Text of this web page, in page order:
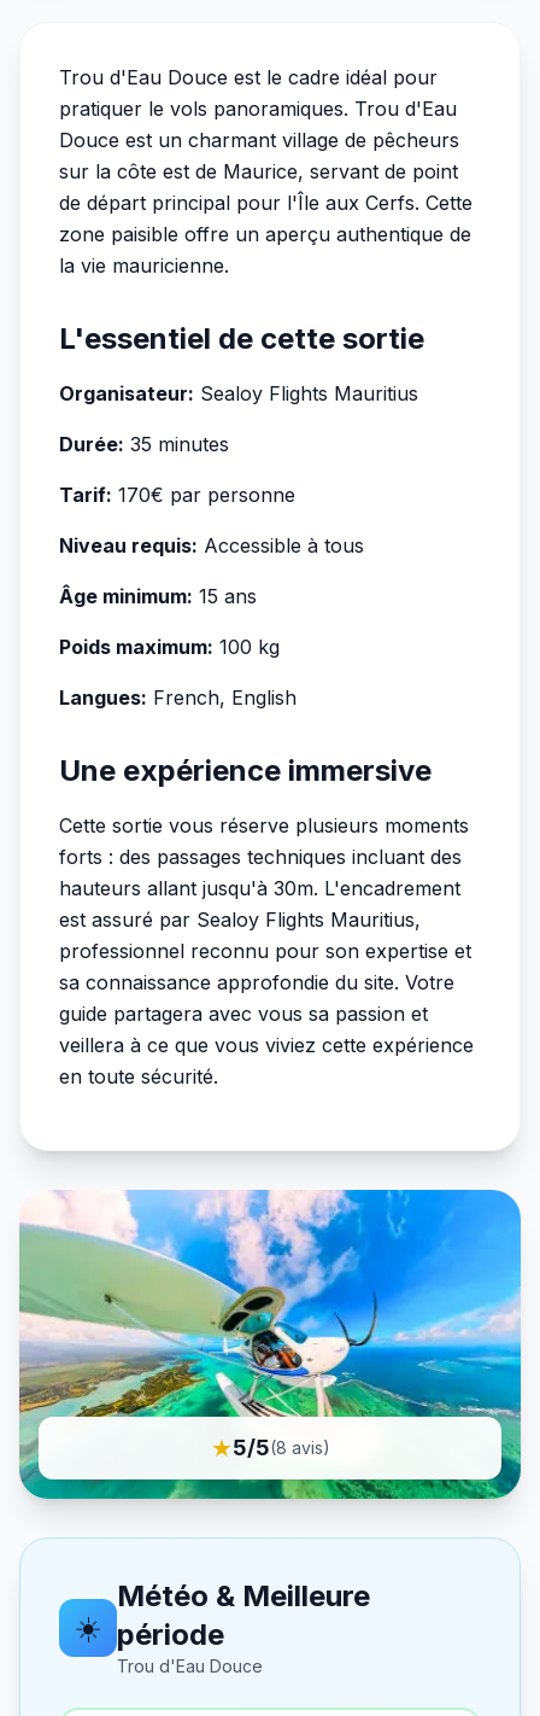
Trou d'Eau Douce est le cadre idéal pour
pratiquer le vols panoramiques. Trou d'Eau
Douce est un charmant village de pêcheurs
sur la côte est de Maurice, servant de point
de départ principal pour l'Île aux Cerfs. Cette
zone paisible offre un aperçu authentique de
la vie mauricienne.
L'essentiel de cette sortie
Organisateur: Sealoy Flights Mauritius
Durée: 35 minutes
Tarif: 170€ par personne
Niveau requis: Accessible à tous
Âge minimum: 15 ans
Poids maximum: 100 kg
Langues: French, English
Une expérience immersive
Cette sortie vous réserve plusieurs moments
forts : des passages techniques incluant des
hauteurs allant jusqu'à 30m. L'encadrement
est assuré par Sealoy Flights Mauritius,
professionnel reconnu pour son expertise et
sa connaissance approfondie du site. Votre
guide partagera avec vous sa passion et
veillera à ce que vous viviez cette expérience
en toute sécurité.
★5/5(8 avis)
☀️
Météo & Meilleure
période
Trou d'Eau Douce